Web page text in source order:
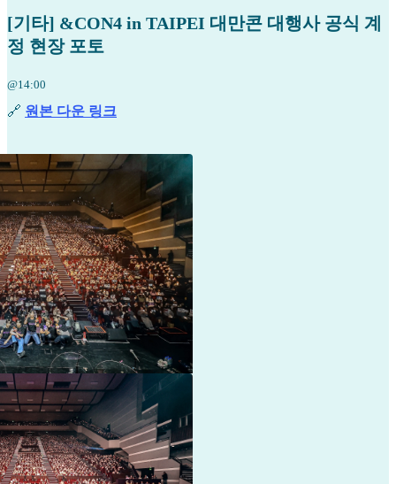
[기타] &CON4 in TAIPEI 대만콘 대행사 공식 계
정 현장 포토
@14:00
🔗 원본 다운 링크